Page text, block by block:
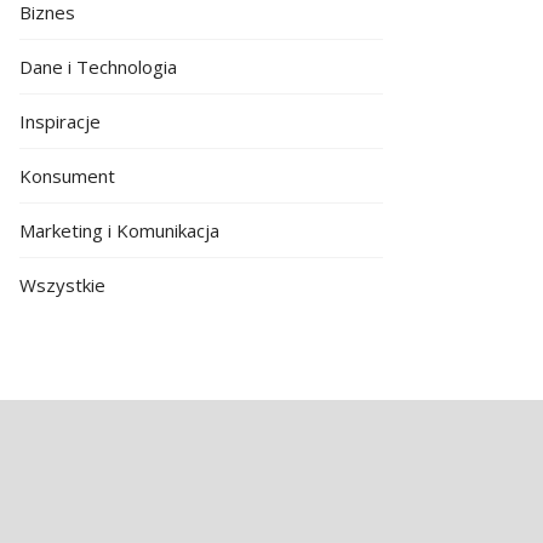
Biznes
Dane i Technologia
Inspiracje
Konsument
Marketing i Komunikacja
Wszystkie